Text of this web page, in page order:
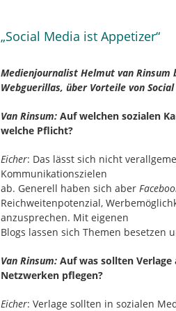
Bild
„Social Media ist Appetizer“
Medienjournalist Helmut van
Webguerillas, über Vorteile von
Van Rinsum: Auf welchen sozialen
welche Pflicht?
Eicher: Das lässt sich nicht
Kommunikationszielen
ab. Generell haben sich aber
Reichweitenpotenzial,
anzusprechen. Mit eigenen
Blogs lassen sich Themen
Van Rinsum: Auf was sollten
Netzwerken pflegen?
Eicher: Verlage sollten in sozialen